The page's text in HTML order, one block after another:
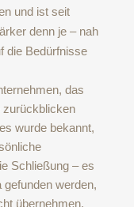
und ist seit
denn je – nah
die Bedürfnisse
das
zurückblicken
wurde bekannt,
Schließung – es
werden,
übernehmen,